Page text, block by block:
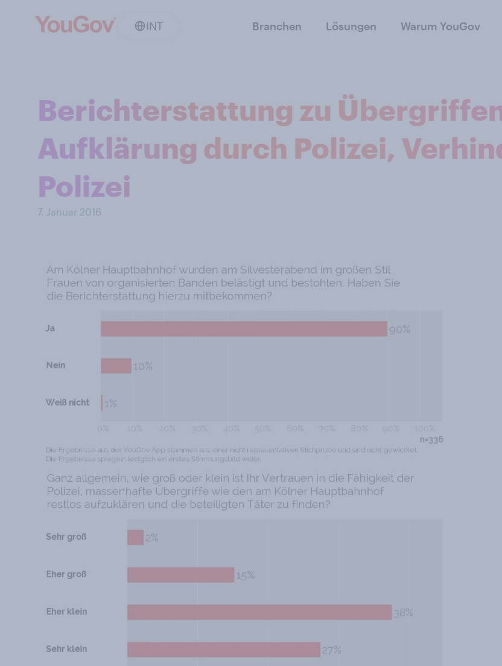
INT Branchen Lösungen Warum YouGov
Berichterstattung zu
Aufklärung durch Polizei,
Polizei
7. Januar 2016